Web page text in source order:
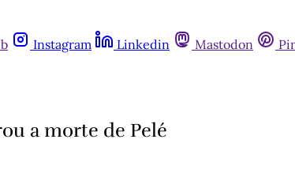
Instagram Linkedin Mastodon
a morte de Pelé